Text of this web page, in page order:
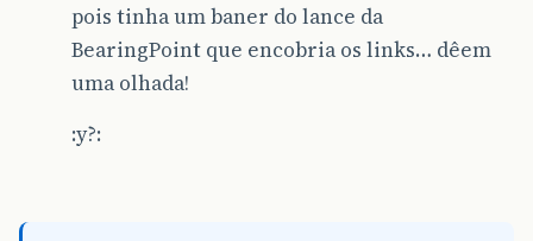
pois tinha um baner do lance da
BearingPoint que encobria os links… dêem
uma olhada!
:y?: